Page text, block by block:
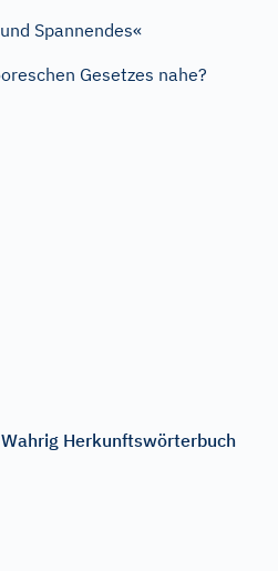
Spannendes«
Gesetzes nahe?
Herkunftswörterbuch